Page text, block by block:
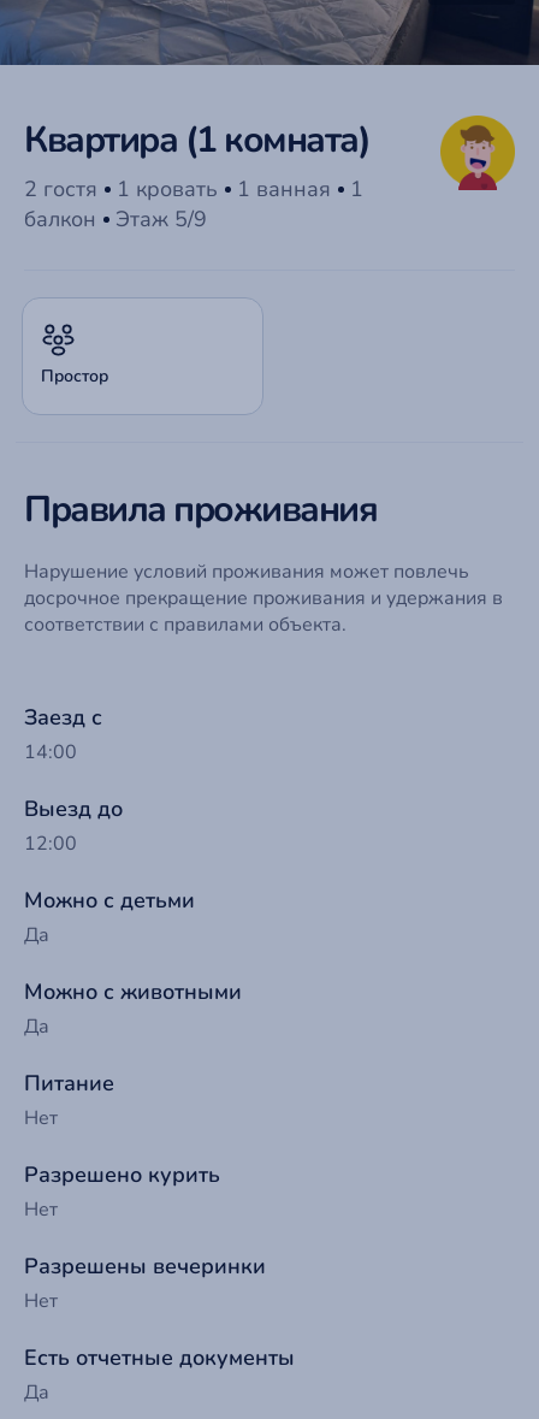
Квартира (1 комната)
2 гостя 1 кровать 1 ванная
1
балкон
Этаж 5/9
Простор
Правила проживания
Нарушение условий проживания может повлечь
досрочное прекращение проживания и удержания в
соответствии с правилами объекта.
Заезд с
14:00
Выезд до
12:00
Можно с детьми
Да
Можно с животными
Да
Питание
Нет
Разрешено курить
Нет
Разрешены вечеринки
Нет
Есть отчетные документы
Да